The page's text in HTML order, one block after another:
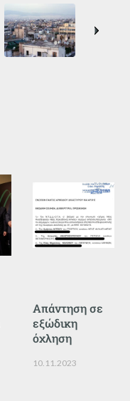
Απάντηση σε
εξώδικη
όχληση
10.11.2023